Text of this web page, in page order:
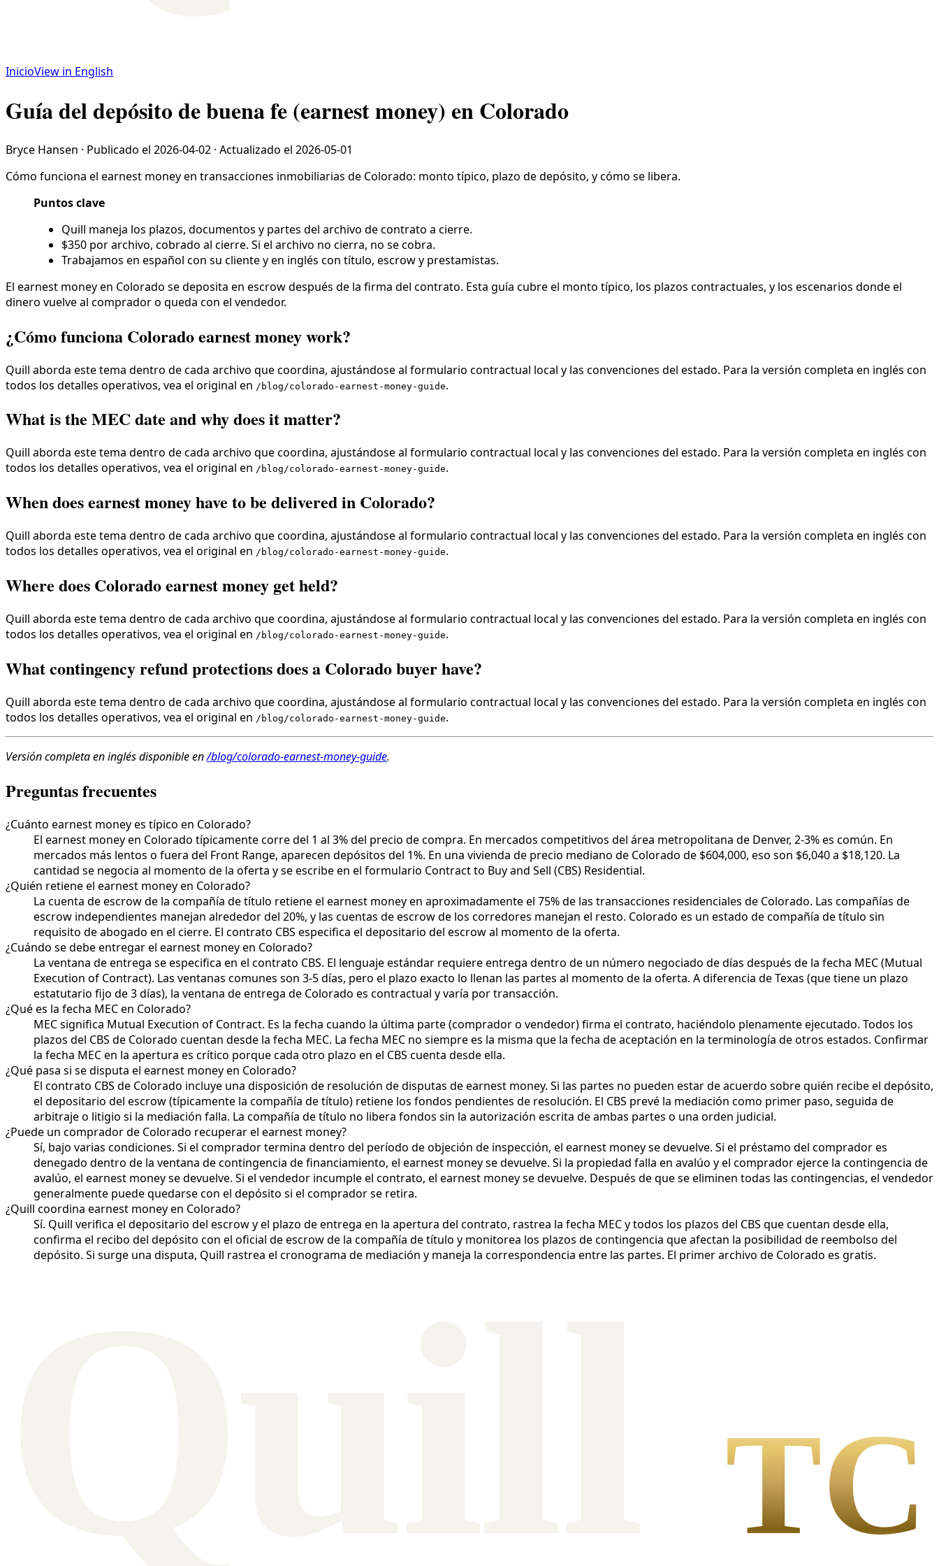
InicioView in English
Guía del depósito de buena fe (earnest money) en Colorado
Bryce Hansen · Publicado el 2026-04-02 · Actualizado el 2026-05-01
Cómo funciona el earnest money en transacciones inmobiliarias de Colorado: monto típico, plazo de depósito, y cómo se libera.
Puntos clave
Quill maneja los plazos, documentos y partes del archivo de contrato a cierre.
$350 por archivo, cobrado al cierre. Si el archivo no cierra, no se cobra.
Trabajamos en español con su cliente y en inglés con título, escrow y prestamistas.
El earnest money en Colorado se deposita en escrow después de la firma del contrato. Esta guía cubre el monto típico, los plazos contractuales, y los escenarios donde el
dinero vuelve al comprador o queda con el vendedor.
¿Cómo funciona Colorado earnest money work?
Quill aborda este tema dentro de cada archivo que coordina, ajustándose al formulario contractual local y las convenciones del estado. Para la versión completa en inglés con
todos los detalles operativos, vea el original en /blog/colorado-earnest-money-guide.
What is the MEC date and why does it matter?
Quill aborda este tema dentro de cada archivo que coordina, ajustándose al formulario contractual local y las convenciones del estado. Para la versión completa en inglés con
todos los detalles operativos, vea el original en /blog/colorado-earnest-money-guide.
When does earnest money have to be delivered in Colorado?
Quill aborda este tema dentro de cada archivo que coordina, ajustándose al formulario contractual local y las convenciones del estado. Para la versión completa en inglés con
todos los detalles operativos, vea el original en /blog/colorado-earnest-money-guide.
Where does Colorado earnest money get held?
Quill aborda este tema dentro de cada archivo que coordina, ajustándose al formulario contractual local y las convenciones del estado. Para la versión completa en inglés con
todos los detalles operativos, vea el original en /blog/colorado-earnest-money-guide.
What contingency refund protections does a Colorado buyer have?
Quill aborda este tema dentro de cada archivo que coordina, ajustándose al formulario contractual local y las convenciones del estado. Para la versión completa en inglés con
todos los detalles operativos, vea el original en /blog/colorado-earnest-money-guide.
Versión completa en inglés disponible en/blog/colorado-earnest-money-guide.
Preguntas frecuentes
¿Cuánto earnest money es típico en Colorado?
El earnest money en Colorado típicamente corre del 1 al 3% del precio de compra. En mercados competitivos del área metropolitana de Denver, 2-3% es común. En
mercados más lentos o fuera del Front Range, aparecen depósitos del 1%. En una vivienda de precio mediano de Colorado de $604,000, eso son $6,040 a $18,120. La
cantidad se negocia al momento de la oferta y se escribe en el formulario Contract to Buy and Sell (CBS) Residential.
¿Quién retiene el earnest money en Colorado?
La cuenta de escrow de la compañía de título retiene el earnest money en aproximadamente el 75% de las transacciones residenciales de Colorado. Las compañías de
escrow independientes manejan alrededor del 20%, y las cuentas de escrow de los corredores manejan el resto. Colorado es un estado de compañía de título sin
requisito de abogado en el cierre. El contrato CBS especifica el depositario del escrow al momento de la oferta.
¿Cuándo se debe entregar el earnest money en Colorado?
La ventana de entrega se especifica en el contrato CBS. El lenguaje estándar requiere entrega dentro de un número negociado de días después de la fecha MEC (Mutual
Execution of Contract). Las ventanas comunes son 3-5 días, pero el plazo exacto lo llenan las partes al momento de la oferta. A diferencia de Texas (que tiene un plazo
estatutario fijo de 3 días), la ventana de entrega de Colorado es contractual y varía por transacción.
¿Qué es la fecha MEC en Colorado?
MEC significa Mutual Execution of Contract. Es la fecha cuando la última parte (comprador o vendedor) firma el contrato, haciéndolo plenamente ejecutado. Todos los
plazos del CBS de Colorado cuentan desde la fecha MEC. La fecha MEC no siempre es la misma que la fecha de aceptación en la terminología de otros estados. Confirmar
la fecha MEC en la apertura es crítico porque cada otro plazo en el CBS cuenta desde ella.
¿Qué pasa si se disputa el earnest money en Colorado?
El contrato CBS de Colorado incluye una disposición de resolución de disputas de earnest money. Si las partes no pueden estar de acuerdo sobre quién recibe el depósito,
el depositario del escrow (típicamente la compañía de título) retiene los fondos pendientes de resolución. El CBS prevé la mediación como primer paso, seguida de
arbitraje o litigio si la mediación falla. La compañía de título no libera fondos sin la autorización escrita de ambas partes o una orden judicial.
¿Puede un comprador de Colorado recuperar el earnest money?
Sí, bajo varias condiciones. Si el comprador termina dentro del período de objeción de inspección, el earnest money se devuelve. Si el préstamo del comprador es
denegado dentro de la ventana de contingencia de financiamiento, el earnest money se devuelve. Si la propiedad falla en avalúo y el comprador ejerce la contingencia de
avalúo, el earnest money se devuelve. Si el vendedor incumple el contrato, el earnest money se devuelve. Después de que se eliminen todas las contingencias, el vendedor
generalmente puede quedarse con el depósito si el comprador se retira.
¿Quill coordina earnest money en Colorado?
Sí. Quill verifica el depositario del escrow y el plazo de entrega en la apertura del contrato, rastrea la fecha MEC y todos los plazos del CBS que cuentan desde ella,
confirma el recibo del depósito con el oficial de escrow de la compañía de título y monitorea los plazos de contingencia que afectan la posibilidad de reembolso del
depósito. Si surge una disputa, Quill rastrea el cronograma de mediación y maneja la correspondencia entre las partes. El primer archivo de Colorado es gratis.
TC